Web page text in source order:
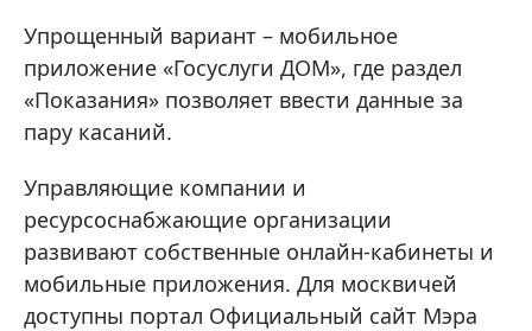
Упрощенный вариант – мобильное
приложение «Госуслуги ДОМ», где раздел
«Показания» позволяет ввести данные за
пару касаний.
Управляющие компании и
ресурсоснабжающие организации
развивают собственные онлайн‑кабинеты и
мобильные приложения. Для москвичей
доступны портал Официальный сайт Мэра